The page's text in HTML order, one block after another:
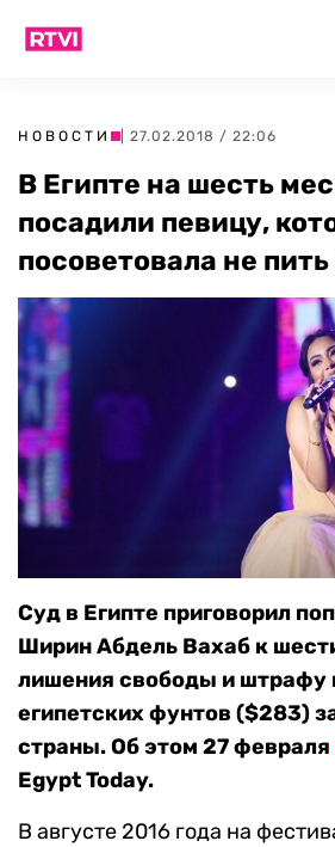
НОВОСТИ | 27.02.2018 / 22:06
В Египте на шесть
посадили певицу,
посоветовала не
Суд в Египте приговорил
Ширин Абдель Вахаб к
лишения свободы и штрафу
египетских фунтов ($283)
страны. Об этом 27 февраля
Egypt Today.
В августе 2016 года на